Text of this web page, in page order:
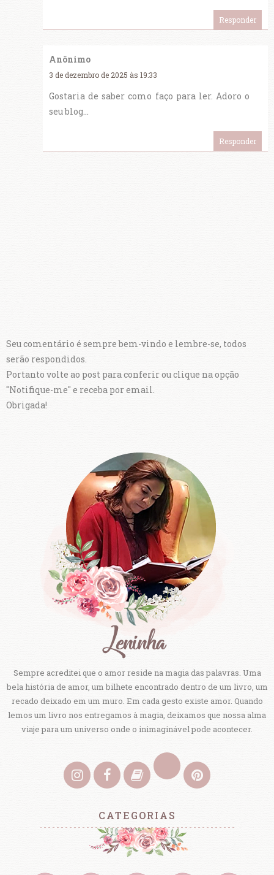
Responder
Anônimo
3 de dezembro de 2025 às 19:33
Gostaria de saber como faço para ler. Adoro o
seu blog...
Responder
Seu comentário é sempre bem-vindo e lembre-se, todos
serão respondidos.
Portanto volte ao post para conferir ou clique na opção
"Notifique-me" e receba por email.
Obrigada!
Sempre acreditei que o amor reside na magia das palavras. Uma
bela história de amor, um bilhete encontrado dentro de um livro, um
recado deixado em um muro. Em cada gesto existe amor. Quando
lemos um livro nos entregamos à magia, deixamos que nossa alma
viaje para um universo onde o inimaginável pode acontecer.
CATEGORIAS